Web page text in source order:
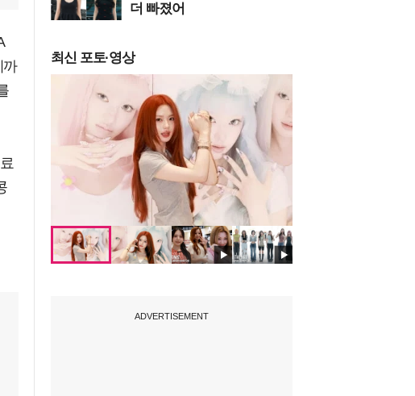
까
더 빠졌어
최신 포토·영상
ADVERTISEMENT